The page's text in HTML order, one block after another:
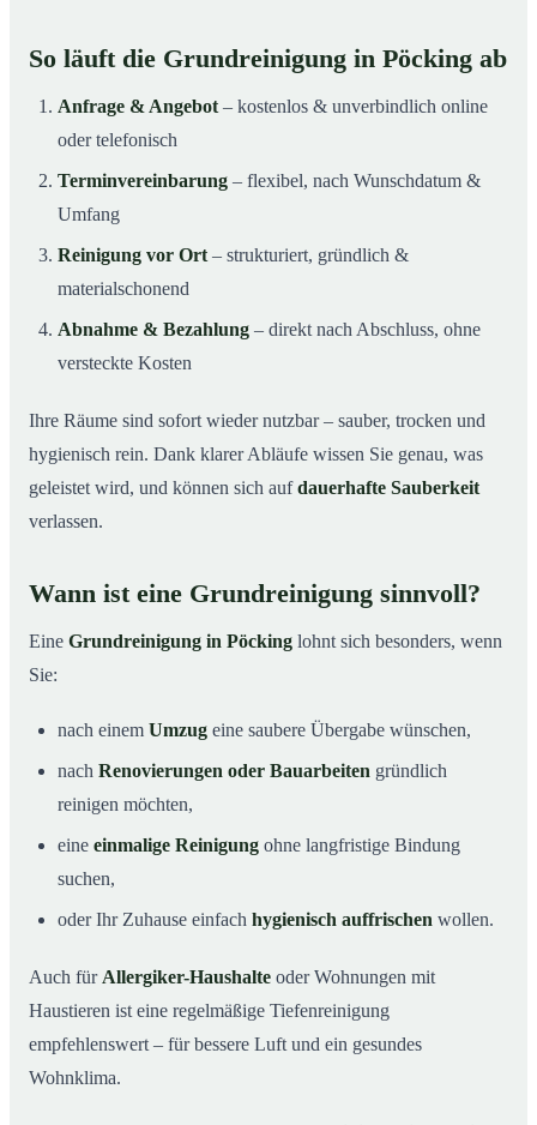
So läuft die Grundreinigung in Pöcking ab
Anfrage & Angebot – kostenlos & unverbindlich online
oder telefonisch
Terminvereinbarung – flexibel, nach Wunschdatum &
Umfang
Reinigung vor Ort – strukturiert, gründlich &
materialschonend
Abnahme & Bezahlung – direkt nach Abschluss, ohne
versteckte Kosten
Ihre Räume sind sofort wieder nutzbar – sauber, trocken und
hygienisch rein. Dank klarer Abläufe wissen Sie genau, was
geleistet wird, und können sich aufdauerhafte Sauberkeit
verlassen.
Wann ist eine Grundreinigung sinnvoll?
Eine Grundreinigung in Pöcking lohnt sich besonders, wenn
Sie:
nach einem Umzug eine saubere Übergabe wünschen,
nach Renovierungen oder Bauarbeiten gründlich
reinigen möchten,
eine einmalige Reinigung ohne langfristige Bindung
suchen,
oder Ihr Zuhause einfach hygienisch auffrischen wollen.
Auch für Allergiker-Haushalte oder Wohnungen mit
Haustieren ist eine regelmäßige Tiefenreinigung
empfehlenswert – für bessere Luft und ein gesundes
Wohnklima.